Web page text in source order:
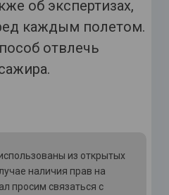
об экспертизах,
каждым полетом.
отвлечь
из открытых
наличия прав на
просим связаться с